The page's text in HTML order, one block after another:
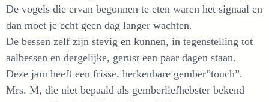
De vogels die ervan begonnen te eten waren het signaal en
dan moet je echt geen dag langer wachten.
De bessen zelf zijn stevig en kunnen, in tegenstelling tot
aalbessen en dergelijke, gerust een paar dagen staan.
Deze jam heeft een frisse, herkenbare gember”touch”.
Mrs. M, die niet bepaald als gemberliefhebster bekend